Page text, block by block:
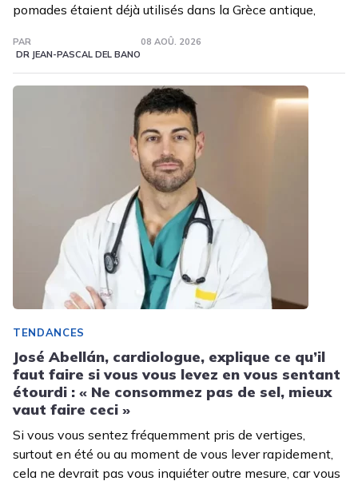
pomades étaient déjà utilisés dans la Grèce antique,
PAR
DR JEAN-PASCAL DEL BANO
08 AOÛ. 2026
TENDANCES
José Abellán, cardiologue, explique ce qu’il
faut faire si vous vous levez en vous sentant
étourdi : « Ne consommez pas de sel, mieux
vaut faire ceci »
Si vous vous sentez fréquemment pris de vertiges,
surtout en été ou au moment de vous lever rapidement,
cela ne devrait pas vous inquiéter outre mesure, car vous